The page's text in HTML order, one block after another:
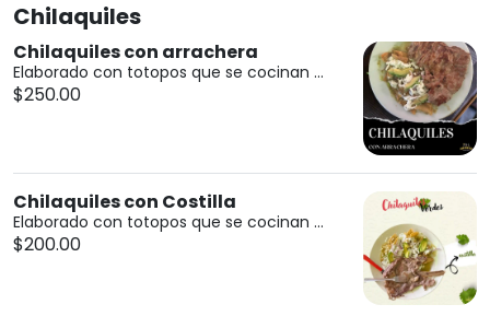
Chilaquiles
Chilaquiles con arrachera
Elaborado con totopos que se cocinan ...
$250.00
Chilaquiles con Costilla
Elaborado con totopos que se cocinan ...
$200.00